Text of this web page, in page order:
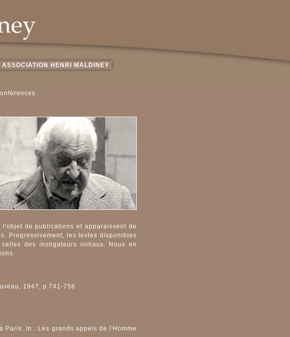
ASSOCIATION HENRI MALDINEY
de publications et apparaissent de
Progressivement, les textes disponibles
des instigateurs initiaux. Nous en
194?, p.741-756
In : Les grands appels de l'Homme